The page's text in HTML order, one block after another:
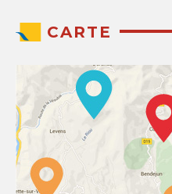
CARTE